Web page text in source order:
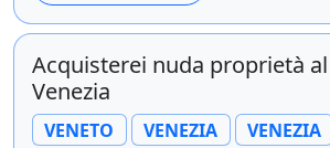
Acquisterei nuda proprietà
Venezia
VENETO VENEZIA
VENEZIA